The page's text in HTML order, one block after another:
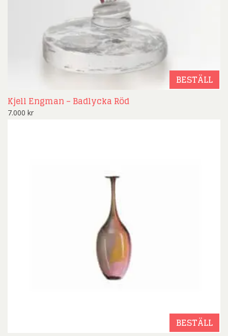
BESTÄLL
Kjell Engman – Badlycka Röd
7.000 kr
BESTÄLL